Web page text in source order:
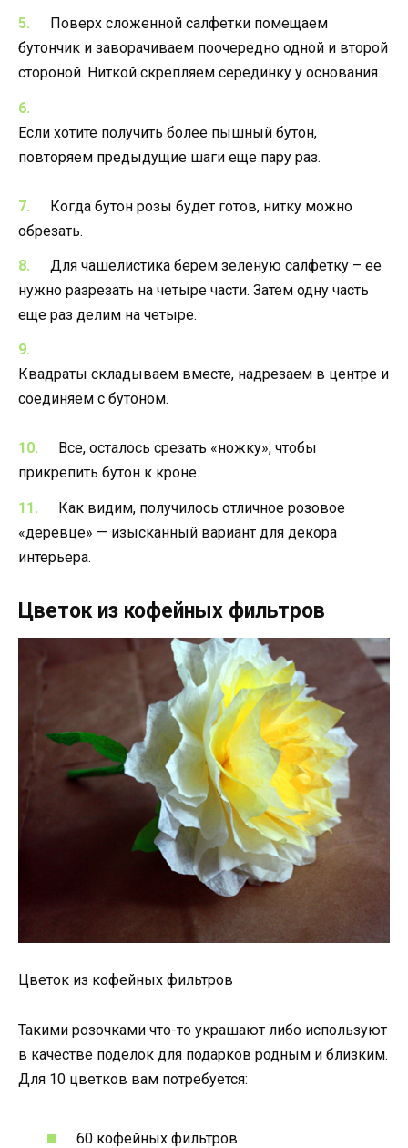
Поверх сложенной салфетки помещаем
бутончик и заворачиваем поочередно одной и второй
стороной. Ниткой скрепляем серединку у основания.
Если хотите получить более пышный бутон,
повторяем предыдущие шаги еще пару раз.
Когда бутон розы будет готов, нитку можно
обрезать.
Для чашелистика берем зеленую салфетку – ее
нужно разрезать на четыре части. Затем одну часть
еще раз делим на четыре.
Квадраты складываем вместе, надрезаем в центре и
соединяем с бутоном.
Все, осталось срезать «ножку», чтобы
прикрепить бутон к кроне.
Как видим, получилось отличное розовое
«деревце» — изысканный вариант для декора
интерьера.
Цветок из кофейных фильтров
Цветок из кофейных фильтров
Такими розочками что-то украшают либо используют
в качестве поделок для подарков родным и близким.
Для 10 цветков вам потребуется:
60 кофейных фильтров